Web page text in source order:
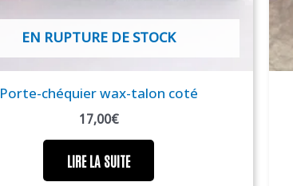
EN RUPTURE DE STOCK
Porte-chéquier wax-talon coté
17,00€
LIRE LA SUITE